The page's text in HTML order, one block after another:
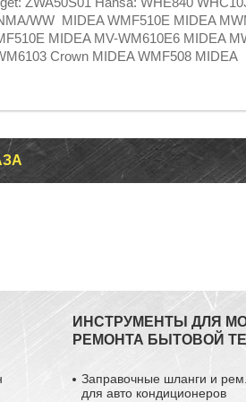
WW MIDEA WMF510E MIDEA
MIDEA MV-WM610E6 MIDEA
Crown MIDEA WMF508 MIDEA
ИНСТРУМЕНТЫ ДЛЯ
РЕМОНТА БЫТОВОЙ
Заправочные шланги и
для авто кондиционеров